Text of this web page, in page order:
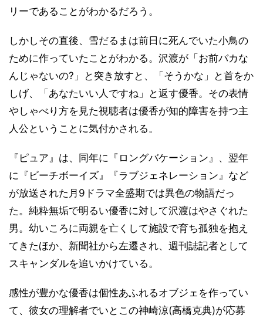
リーであることがわかるだろう。
しかしその直後、雪だるまは前日に死んでいた小鳥の
ために作っていたことがわかる。沢渡が「お前バカな
んじゃないの?」と突き放すと、「そうかな」と首をか
しげ、「あなたいい人ですね」と返す優香。その表情
やしゃべり方を見た視聴者は優香が知的障害を持つ主
人公ということに気付かされる。
『ピュア』は、同年に『ロングバケーション』、翌年
に『ビーチボーイズ』『ラブジェネレーション』など
が放送された月9ドラマ全盛期では異色の物語だっ
た。純粋無垢で明るい優香に対して沢渡はやさぐれた
男。幼いころに両親を亡くして施設で育ち孤独を抱え
てきたほか、新聞社から左遷され、週刊誌記者として
スキャンダルを追いかけている。
感性が豊かな優香は個性あふれるオブジェを作ってい
て、彼女の理解者でいとこの神崎涼(高橋克典)が応募